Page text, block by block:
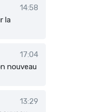
14:58
la
17:04
nouveau
13:29